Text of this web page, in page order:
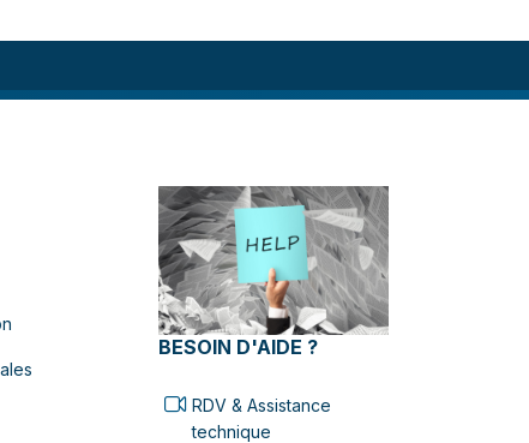
BESOIN D'AIDE ?
RDV & Assistance
technique